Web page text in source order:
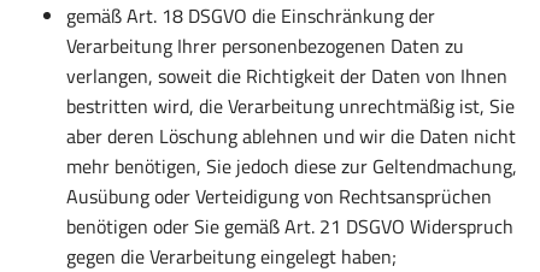
gemäß Art. 18 DSGVO die Einschränkung der
Verarbeitung Ihrer personenbezogenen Daten zu
verlangen, soweit die Richtigkeit der Daten von Ihnen
bestritten wird, die Verarbeitung unrechtmäßig ist, Sie
aber deren Löschung ablehnen und wir die Daten nicht
mehr benötigen, Sie jedoch diese zur Geltendmachung,
Ausübung oder Verteidigung von Rechtsansprüchen
benötigen oder Sie gemäß Art. 21 DSGVO Widerspruch
gegen die Verarbeitung eingelegt haben;